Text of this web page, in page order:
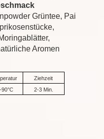
Grüntee, Pai
Aromen
Ziehzeit
90°C 2-3 Min.